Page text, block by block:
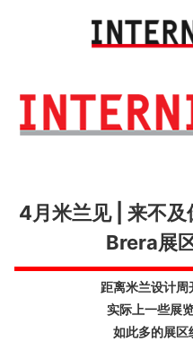
4月米兰见 | 来不及
Brera展
距离米兰设计周
实际上一些展
如此多的展区